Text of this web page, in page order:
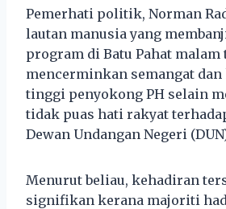
Pemerhati politik, Norman
lautan manusia yang
program di Batu Pahat malam
mencerminkan semangat
tinggi penyokong PH selain
tidak puas hati rakyat
Dewan Undangan Negeri
Menurut beliau, kehadiran
signifikan kerana majoriti